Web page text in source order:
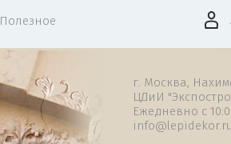
Полезное
г. Москва,
ЦДиИ
Ежедневно c
info@lepidekor.ru